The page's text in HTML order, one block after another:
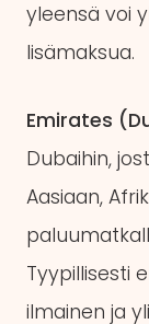
yleensä voi
lisämaksua.
Emirates
Dubaihin,
Aasiaan,
Tyypillisesti
ilmainen ja